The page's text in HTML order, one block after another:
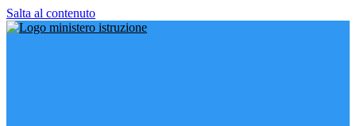
Salta al contenuto